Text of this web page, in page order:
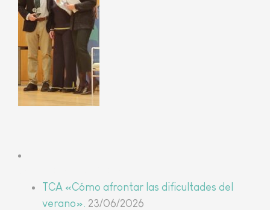
TCA «Cómo afrontar las dificultades del
verano». 23/06/2026